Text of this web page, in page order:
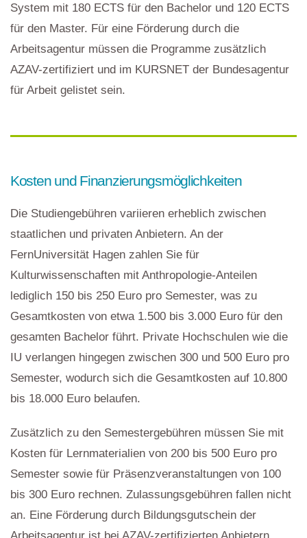
System mit 180 ECTS für den Bachelor und 120 ECTS
für den Master. Für eine Förderung durch die
Arbeitsagentur müssen die Programme zusätzlich
AZAV-zertifiziert und im KURSNET der Bundesagentur
für Arbeit gelistet sein.
Kosten und Finanzierungsmöglichkeiten
Die Studiengebühren variieren erheblich zwischen
staatlichen und privaten Anbietern. An der
FernUniversität Hagen zahlen Sie für
Kulturwissenschaften mit Anthropologie-Anteilen
lediglich 150 bis 250 Euro pro Semester, was zu
Gesamtkosten von etwa 1.500 bis 3.000 Euro für den
gesamten Bachelor führt. Private Hochschulen wie die
IU verlangen hingegen zwischen 300 und 500 Euro pro
Semester, wodurch sich die Gesamtkosten auf 10.800
bis 18.000 Euro belaufen.
Zusätzlich zu den Semestergebühren müssen Sie mit
Kosten für Lernmaterialien von 200 bis 500 Euro pro
Semester sowie für Präsenzveranstaltungen von 100
bis 300 Euro rechnen. Zulassungsgebühren fallen nicht
an. Eine Förderung durch Bildungsgutschein der
Arbeitsagentur ist bei AZAV-zertifizierten Anbietern